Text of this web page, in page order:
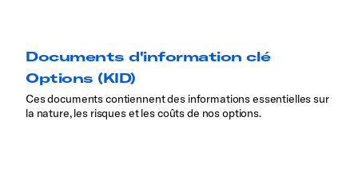
Documents d'information clé
Options (KID)
Ces documents contiennent des informations essentielles sur
la nature, les risques et les coûts de nos options.